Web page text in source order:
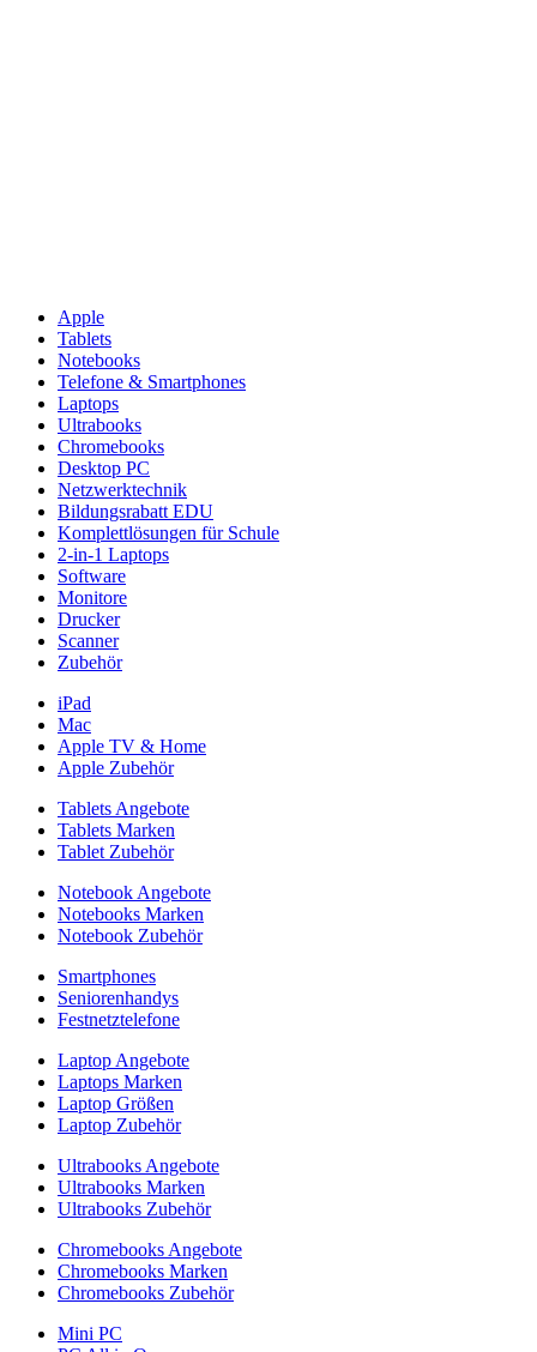
Apple
Tablets
Notebooks
Telefone & Smartphones
Laptops
Ultrabooks
Chromebooks
Desktop PC
Netzwerktechnik
Bildungsrabatt EDU
Komplettlösungen für Schule
2-in-1 Laptops
Software
Monitore
Drucker
Scanner
Zubehör
iPad
Mac
Apple TV & Home
Apple Zubehör
Tablets Angebote
Tablets Marken
Tablet Zubehör
Notebook Angebote
Notebooks Marken
Notebook Zubehör
Smartphones
Seniorenhandys
Festnetztelefone
Laptop Angebote
Laptops Marken
Laptop Größen
Laptop Zubehör
Ultrabooks Angebote
Ultrabooks Marken
Ultrabooks Zubehör
Chromebooks Angebote
Chromebooks Marken
Chromebooks Zubehör
Mini PC